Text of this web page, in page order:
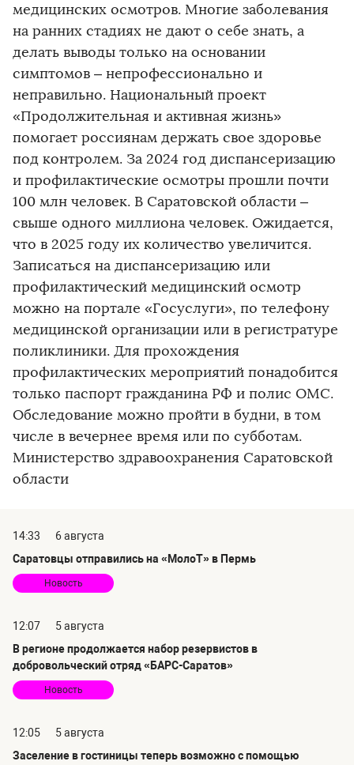
медицинских осмотров. Многие заболевания
на ранних стадиях не дают о себе знать, а
делать выводы только на основании
симптомов – непрофессионально и
неправильно. Национальный проект
«Продолжительная и активная жизнь»
помогает россиянам держать свое здоровье
под контролем. За 2024 год диспансеризацию
и профилактические осмотры прошли почти
100 млн человек. В Саратовской области –
свыше одного миллиона человек. Ожидается,
что в 2025 году их количество увеличится.
Записаться на диспансеризацию или
профилактический медицинский осмотр
можно на портале «Госуслуги», по телефону
медицинской организации или в регистратуре
поликлиники. Для прохождения
профилактических мероприятий понадобится
только паспорт гражданина РФ и полис ОМС.
Обследование можно пройти в будни, в том
числе в вечернее время или по субботам.
Министерство здравоохранения Саратовской
области
14:33
6 августа
Саратовцы отправились на «МолоТ» в Пермь
Новость
12:07
5 августа
В регионе продолжается набор резервистов в
добровольческий отряд «БАРС-Саратов»
Новость
12:05
5 августа
Заселение в гостиницы теперь возможно с помощью